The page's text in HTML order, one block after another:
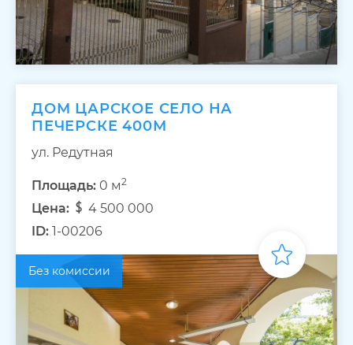
ДОМ ЦАРСКОЕ СЕЛО НА
ПЕЧЕРСКЕ 400М
ул. Редутная
Площадь: 0 м2
Цена:
4 500 000
ID: 1-00206
Без комиссии